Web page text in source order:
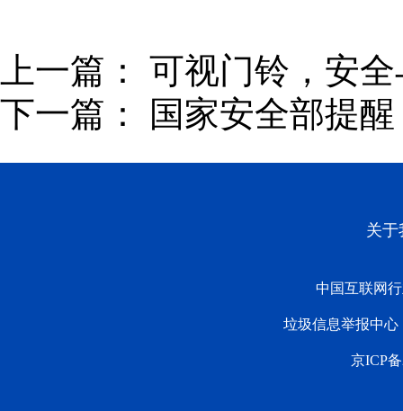
上一篇： 可视门铃，安
下一篇：
国家安全部提
关于
中国互联网
垃圾信息举报中心
京ICP